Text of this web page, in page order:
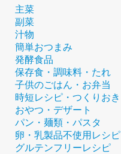
主菜
副菜
汁物
簡単おつまみ
発酵食品
保存食・調味料・たれ
子供のごはん・お弁当
時短レシピ・つくりおき
おやつ・デザート
パン・麺類・パスタ
卵・乳製品不使用レシピ
グルテンフリーレシピ